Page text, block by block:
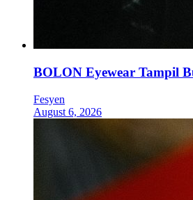
BOLON Eyewear Tampil
Fesyen
August 6, 2026